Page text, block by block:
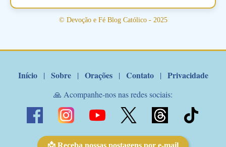
Santo Antonio! Tenha fé, não desista, pois ele intercede por nós
junto a Jesus! Fique no Amor Ágape de Jesus e no Amor Materno
© Devoção e Fé Blog Católico - 2025
Início | Sobre | Orações | Contato | Privacidade
🙏 Acompanhe-nos nas redes sociais:
📩 Receba nossas postagens por e-mail